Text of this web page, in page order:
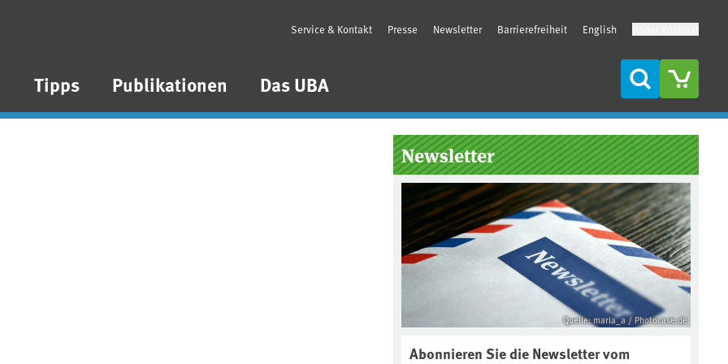
Tipps Publikationen Das UBA
Service & Kontakt Presse Newsletter Barrierefreiheit English
Suche
Seitenleiste
Newsletter
Quelle: maria_a / Photocase.de
Abonnieren Sie die Newsletter vom